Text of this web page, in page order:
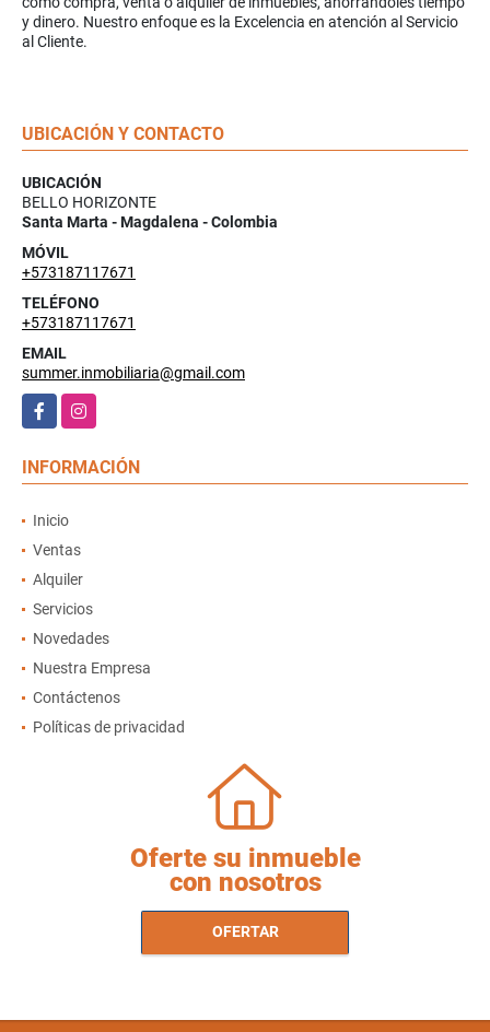
y dinero. Nuestro enfoque es la Excelencia en atención al Servicio
al Cliente.
UBICACIÓN Y CONTACTO
UBICACIÓN
BELLO HORIZONTE
Santa Marta - Magdalena - Colombia
MÓVIL
+573187117671
TELÉFONO
+573187117671
EMAIL
summer.inmobiliaria@gmail.com
FacebookInstagram
INFORMACIÓN
Inicio
Ventas
Alquiler
Servicios
Novedades
Nuestra Empresa
Contáctenos
Políticas de privacidad
Oferte su inmueble
con nosotros
OFERTAR